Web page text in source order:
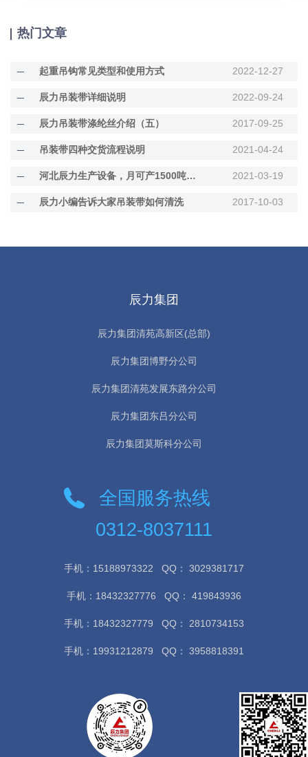
热门文章
起重吊钩常见类型和使用方式 2022-12-27
辰力吊装带详细说明 2022-09-24
辰力吊装带涤纶丝介绍（五） 2017-09-25
吊装带四种交货流程说明 2021-04-24
河北辰力生产设备，月可产1500吨的吊装带 2021-03-19
辰力小编告诉大家吊装带如何清洗 2017-10-03
辰力集团
辰力集团清苑高新区(总部)
辰力集团博野分公司
辰力集团清苑发展东路分公司
辰力集团东吕分公司
辰力集团莫斯科分公司
全国服务热线
0312-8037111
手机：15188973322 QQ： 3029381717
手机：18432327776 QQ： 419843936
手机：18432327779 QQ： 2810734153
手机：19931212879 QQ： 3958818391